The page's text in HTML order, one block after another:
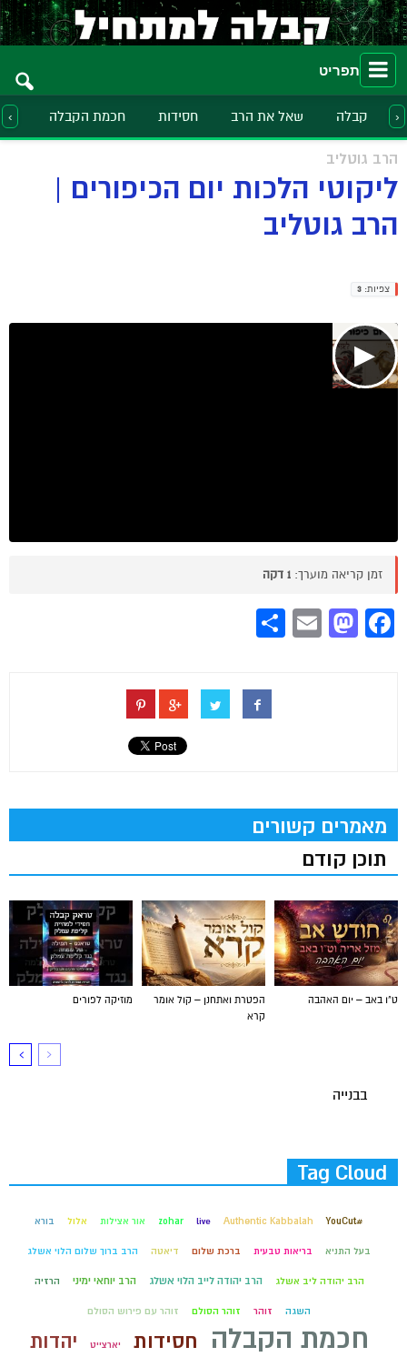
תפריט
קבלה שאל את הרב חסידות חכמת הקבלה ›
‹
הרב גוטליב
ליקוטי הלכות יום הכיפורים |
הרב גוטליב
צפיות: 3
▶
זמן קריאה מוערך: 1 דקה
Facebook
Mastodon
Email
מאמרים קשורים
תוכן קודם
מוזיקה לפורים
הפטרת ואתחנן – קול אומר
קרא
ט"ו באב – יום האהבה
בבנייה
Tag Cloud
#YouCut
Authentic Kabbalah
live
zohar אור אצילות אלול בורא
בעל התניא בריאות טבעית ברכת שלום דיאטה הרב ברוך שלום הלוי אשלג
הרב יהודה ליב אשלג הרב יהודה לייב הלוי אשלג הרב יוחאי ימיני הרזיה
השגה זוהר זוהר הסולם זוהר עם פירוש הסולם
חכמת הקבלה חסידות יארצייט יהדות